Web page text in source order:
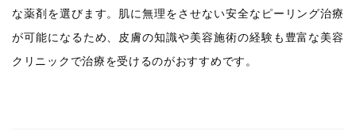
な薬剤を選びます。肌に無理をさせない安全なピーリング治療
が可能になるため、皮膚の知識や美容施術の経験も豊富な美容
クリニックで治療を受けるのがおすすめです。